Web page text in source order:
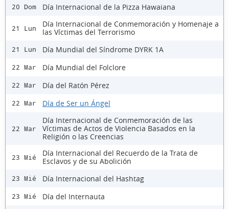
20 Dom Día Internacional de la Pizza Hawaiana
21 Lun
Día Internacional de Conmemoración y Homenaje a
las Víctimas del Terrorismo
21 Lun Día Mundial del Síndrome DYRK 1A
22 Mar Día Mundial del Folclore
22 Mar Día del Ratón Pérez
22 Mar Día de Ser un Ángel
22 Mar
Día Internacional de Conmemoración de las
Víctimas de Actos de Violencia Basados en la
Religión o las Creencias
23 Mié
Día Internacional del Recuerdo de la Trata de
Esclavos y de su Abolición
23 Mié Día Internacional del Hashtag
23 Mié Día del Internauta